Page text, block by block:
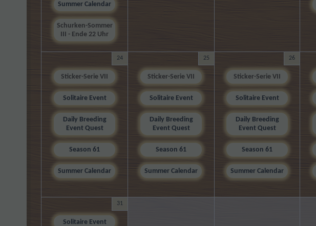
Summer Calendar
Schurken-Sommer
III - Ende 22 Uhr
24
Sticker-Serie VII
Solitaire Event
Daily Breeding
Event Quest
Season 61
Summer Calendar
25
Sticker-Serie VII
Solitaire Event
Daily Breeding
Event Quest
Season 61
Summer Calendar
26
Sticker-Serie VII
Solitaire Event
Daily Breeding
Event Quest
Season 61
Summer Calendar
31
Solitaire Event